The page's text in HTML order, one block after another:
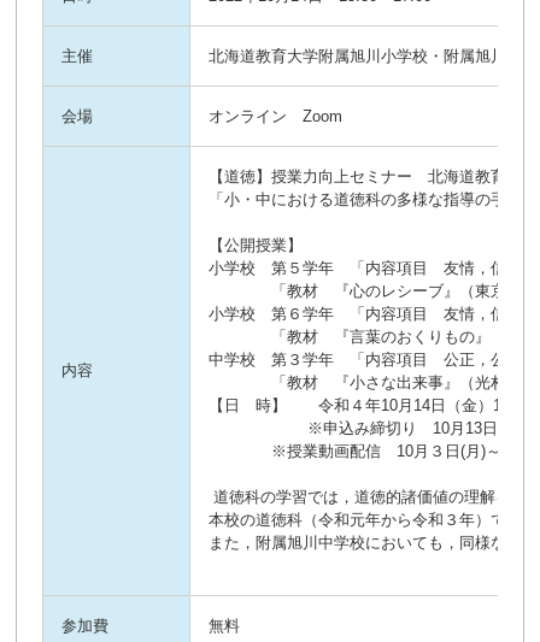
主催 北海道教育大学附属旭川小学校・附属旭川中
会場 オンライン Zoom
内容
【道徳】授業力向上セミナー 北海道教育大
「小・中における道徳科の多様な指導の手立
【公開授業】
小学校 第５学年 「内容項目 友情，信頼」
「教材 『心のレシーブ』（東京
小学校 第６学年 「内容項目 友情，信頼」
「教材 『言葉のおくりもの』（東
中学校 第３学年 「内容項目 公正，公平，
「教材 『小さな出来事』（光村
【日 時】 令和４年10月14日（金）15：
※申込み締切り 10月13日（木
※授業動画配信 10月３日(月)～10月
道徳科の学習では，道徳的諸価値の理解を本
本校の道徳科（令和元年から令和３年）では
また，附属旭川中学校においても，同様な研
参加費 無料